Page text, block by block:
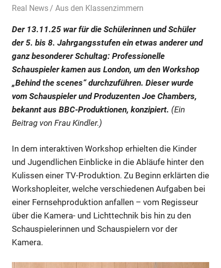
13. November 2025
Real News Aus den Klassenzimmern
Der 13.11.25 war für die Schülerinnen und Schüler
der 5. bis 8. Jahrgangsstufen ein etwas anderer und
ganz besonderer Schultag: Professionelle
Schauspieler kamen aus London, um den Workshop
„Behind the scenes“ durchzuführen. Dieser wurde
vom Schauspieler und Produzenten Joe Chambers,
bekannt aus BBC-Produktionen, konzipiert. (Ein
Beitrag von Frau Kindler.)
In dem interaktiven Workshop erhielten die Kinder
und Jugendlichen Einblicke in die Abläufe hinter den
Kulissen einer TV-Produktion. Zu Beginn erklärten die
Workshopleiter, welche verschiedenen Aufgaben bei
einer Fernsehproduktion anfallen – vom Regisseur
über die Kamera- und Lichttechnik bis hin zu den
Schauspielerinnen und Schauspielern vor der
Kamera.